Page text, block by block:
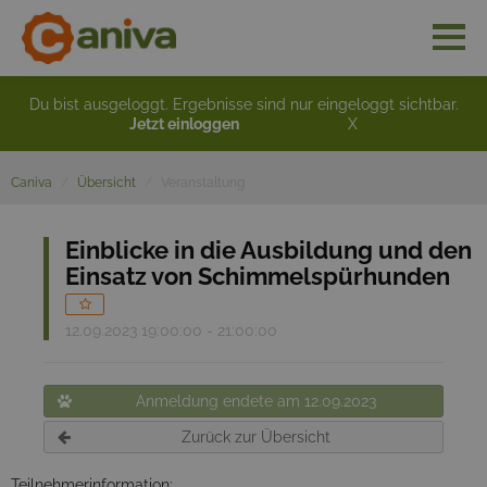
Du bist ausgeloggt. Ergebnisse sind nur eingeloggt sichtbar.
Jetzt einloggen
X
Caniva Übersicht
Einblicke in die Ausbildung und den
Einsatz von Schimmelspürhunden
12.09.2023 19:00:00 - 21:00:00
Anmeldung endete am 12.09.2023
Zurück zur Übersicht